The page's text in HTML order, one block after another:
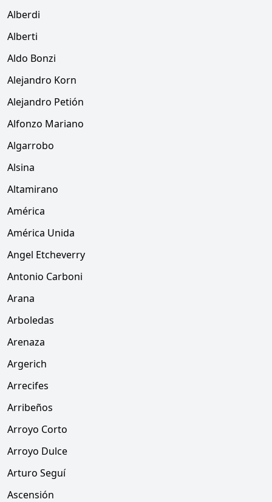
Alberdi
Alberti
Aldo Bonzi
Alejandro Korn
Alejandro Petión
Alfonzo Mariano
Algarrobo
Alsina
Altamirano
América
América Unida
Angel Etcheverry
Antonio Carboni
Arana
Arboledas
Arenaza
Argerich
Arrecifes
Arribeños
Arroyo Corto
Arroyo Dulce
Arturo Seguí
Ascensión